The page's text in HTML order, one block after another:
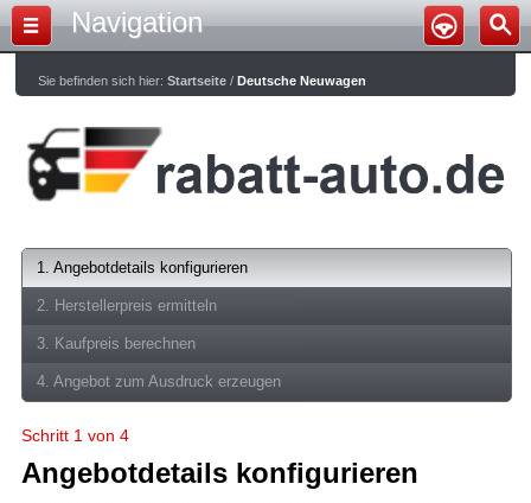
Navigation
Sie befinden sich hier:Startseite /Deutsche Neuwagen
1. Angebotdetails konfigurieren
2. Herstellerpreis ermitteln
3. Kaufpreis berechnen
4. Angebot zum Ausdruck erzeugen
Schritt 1 von 4
Angebotdetails konfigurieren